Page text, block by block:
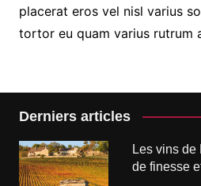
placerat eros vel nisl varius
tortor eu quam varius rutrum
Derniers articles
Les vins de
de finesse